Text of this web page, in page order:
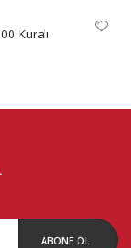
Kuralı
ABONE OL